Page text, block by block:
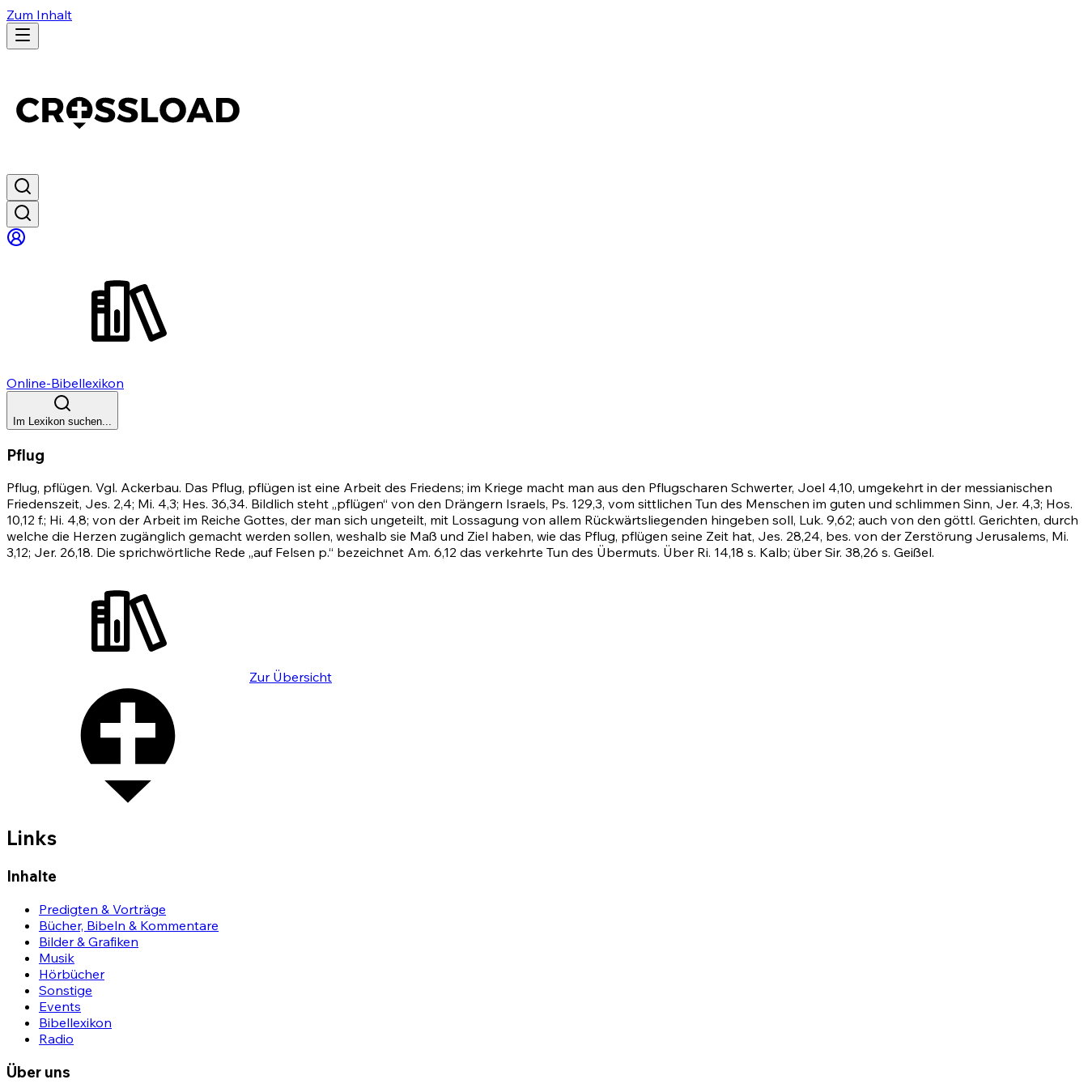
Zum Inhalt
Online-Bibellexikon
Im Lexikon suchen...
Pflug
Pflug, pflügen. Vgl. Ackerbau. Das Pflug, pflügen ist eine Arbeit des Friedens; im Kriege macht man aus den Pflugscharen Schwerter, Joel 4,10, umgekehrt in der messianischen
Friedenszeit, Jes. 2,4; Mi. 4,3; Hes. 36,34. Bildlich steht „pflügen“ von den Drängern Israels, Ps. 129,3, vom sittlichen Tun des Menschen im guten und schlimmen Sinn, Jer. 4,3; Hos.
10,12 f.; Hi. 4,8; von der Arbeit im Reiche Gottes, der man sich ungeteilt, mit Lossagung von allem Rückwärtsliegenden hingeben soll, Luk. 9,62; auch von den göttl. Gerichten, durch
welche die Herzen zugänglich gemacht werden sollen, weshalb sie Maß und Ziel haben, wie das Pflug, pflügen seine Zeit hat, Jes. 28,24, bes. von der Zerstörung Jerusalems, Mi.
3,12; Jer. 26,18. Die sprichwörtliche Rede „auf Felsen p.“ bezeichnet Am. 6,12 das verkehrte Tun des Übermuts. Über Ri. 14,18 s. Kalb; über Sir. 38,26 s. Geißel.
Zur Übersicht
Links
Inhalte
Predigten & Vorträge
Bücher, Bibeln & Kommentare
Bilder & Grafiken
Musik
Hörbücher
Sonstige
Events
Bibellexikon
Radio
Über uns